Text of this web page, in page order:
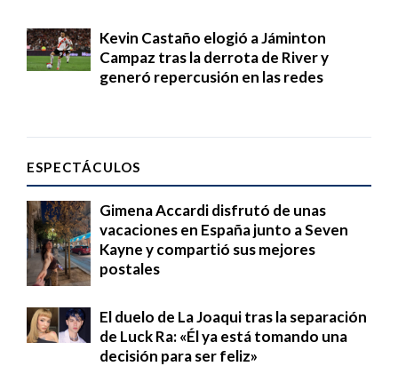
Kevin Castaño elogió a Jáminton
Campaz tras la derrota de River y
generó repercusión en las redes
ESPECTÁCULOS
Gimena Accardi disfrutó de unas
vacaciones en España junto a Seven
Kayne y compartió sus mejores
postales
El duelo de La Joaqui tras la separación
de Luck Ra: «Él ya está tomando una
decisión para ser feliz»